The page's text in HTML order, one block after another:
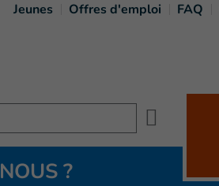
Jeunes Offres d'emploi FAQ
?